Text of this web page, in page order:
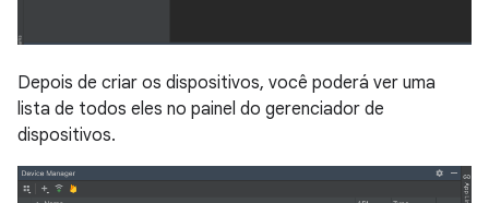
Depois de criar os dispositivos, você poderá ver uma
lista de todos eles no painel do gerenciador de
dispositivos.